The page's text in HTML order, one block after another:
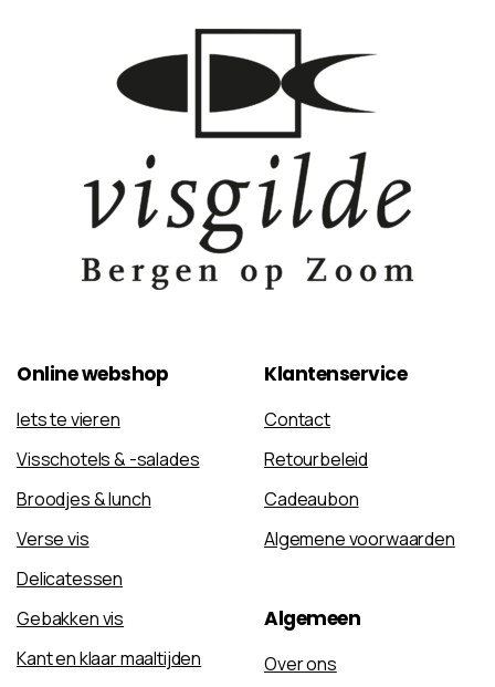
Onlinewebshop
Iets te vieren
Visschotels & -salades
Broodjes & lunch
Verse vis
Delicatessen
Gebakken vis
Kant en klaar maaltijden
Klantenservice
Contact
Retourbeleid
Cadeaubon
Algemene voorwaarden
Algemeen
Over ons